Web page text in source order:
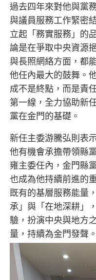
過去四年來對他與黨
與議員服務工作緊密
立起「務實服務」的
論是在爭取中央資源
與長照網絡方面，都
他任內最大的鼓舞。
成不是終點，而是責
第一線，全力協助新
黨在金門的基礎。
新任主委游騰弘則表
他有機會承擔帶領縣
雍主委任內，金門縣
也成為他持續前進的
既有的基層服務能量
承」與「在地深耕」
驗，扮演中央與地方
量，持續為金門發聲。